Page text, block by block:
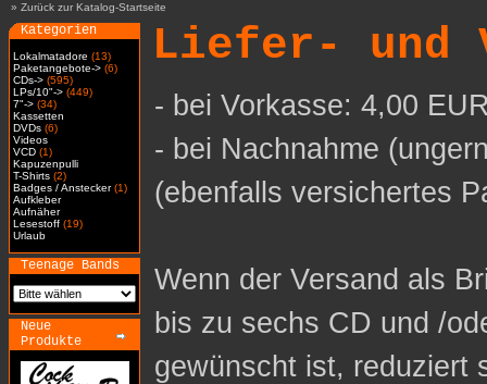
» Zurück zur Katalog-Startseite
Kategorien
Lokalmatadore (13)
Paketangebote-> (6)
CDs-> (595)
LPs/10"-> (449)
7"-> (34)
Kassetten
DVDs (6)
Videos
VCD (1)
Kapuzenpulli
T-Shirts (2)
Badges / Anstecker(1)
Aufkleber
Aufnäher
Lesestoff (19)
Urlaub
Teenage Bands
Neue
Produkte
Liefer- und
- bei Vorkasse: 4,00
- bei Nachnahme
(ebenfalls versichertes
Wenn der Versand als
bis zu sechs CD und /
gewünscht ist, reduziert